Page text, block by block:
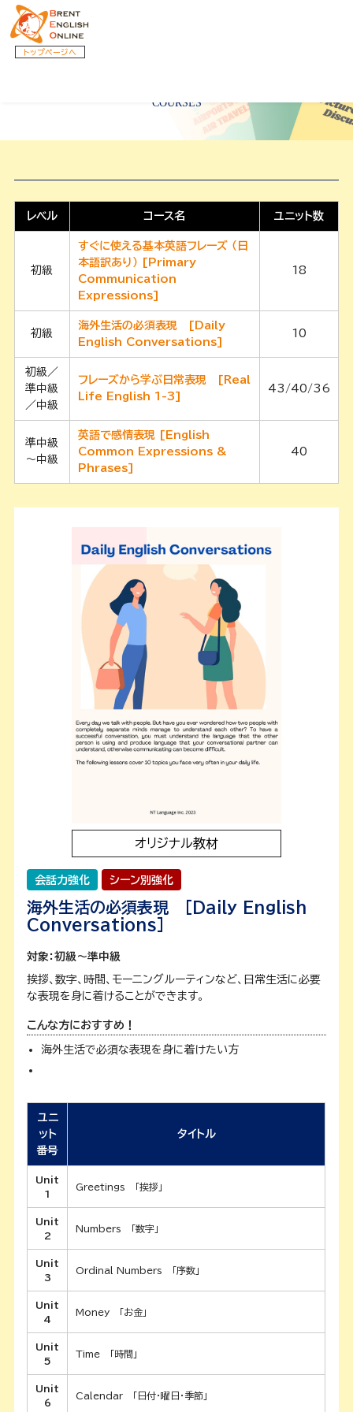
トップページへ
COURSES
レベル コース名 ユニット数
初級
すぐに使える基本英語フレーズ （日
本語訳あり） [Primary
Communication
Expressions]
18
初級
海外生活の必須表現 [Daily
English Conversations]
10
初級／
準中級
／中級
フレーズから学ぶ日常表現 [Real
Life English 1-3]
43/40/36
準中級
～中級
英語で感情表現 [English
Common Expressions &
Phrases]
40
オリジナル教材
会話力強化 シーン別強化
海外生活の必須表現 [Daily English
Conversations]
対象：初級～準中級
挨拶、数字、時間、モーニングルーティンなど、日常生活に必要
な表現を身に着けることができます。
こんな方におすすめ！
海外生活で必須な表現を身に着けたい方
ユニ
ット
番号
タイトル
Unit
1
Greetings 「挨拶」
Unit
2
Numbers 「数字」
Unit
3
Ordinal Numbers 「序数」
Unit
4
Money 「お金」
Unit
5
Time 「時間」
Unit
6
Calendar 「日付・曜日・季節」